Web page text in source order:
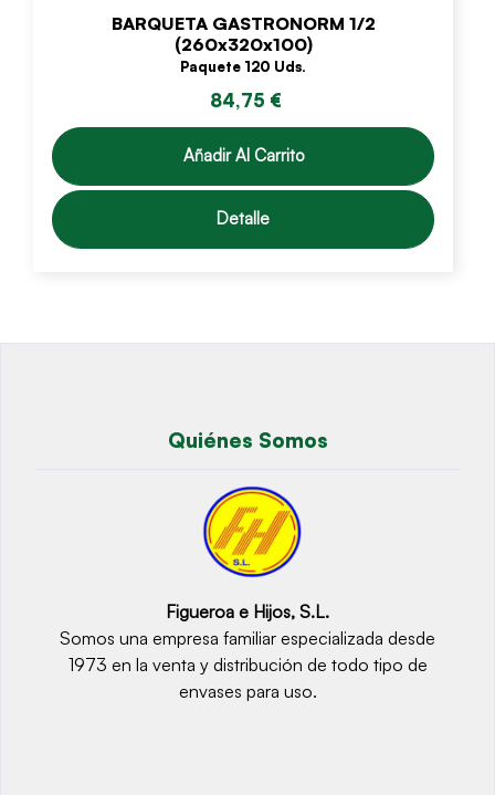
BARQUETA GASTRONORM 1/2
(260x320x100)
Paquete 120 Uds.
84,75 €
Añadir Al Carrito
Detalle
Quiénes Somos
Figueroa e Hijos, S.L.
Somos una empresa familiar especializada desde
1973 en la venta y distribución de todo tipo de
envases para uso.